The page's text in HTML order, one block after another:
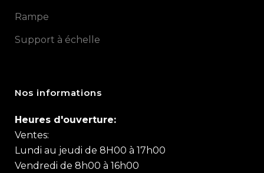
Rampe
Support à échelle
Nos informations
Heures d'ouverture:
Ventes:
Lundi au jeudi de 8H00 à 17h00
Vendredi de 8h00 à 16h00